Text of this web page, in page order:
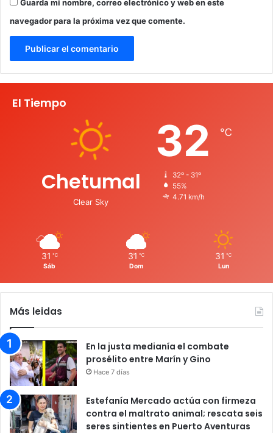
Guarda mi nombre, correo electrónico y web en este
navegador para la próxima vez que comente.
El Tiempo
Chetumal
Clear Sky
32 ℃
32º - 31º
55%
4.71 km/h
31 ℃
Sáb
31 ℃
Dom
31 ℃
Lun
Más leidas
En la justa medianía el combate
prosélito entre Marín y Gino
Hace 7 días
Estefanía Mercado actúa con firmeza
contra el maltrato animal; rescata seis
seres sintientes en Puerto Aventuras